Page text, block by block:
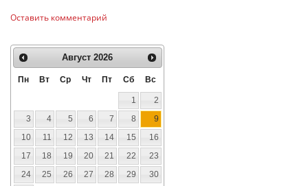
Оставить комментарий
Август 2026
Пн Вт Ср Чт Пт Сб Вс
1
2
3
4 5 6 7 8
9
10
11 12 13 14 15
16
17
18 19 20 21 22
23
24
25 26 27 28 29
30